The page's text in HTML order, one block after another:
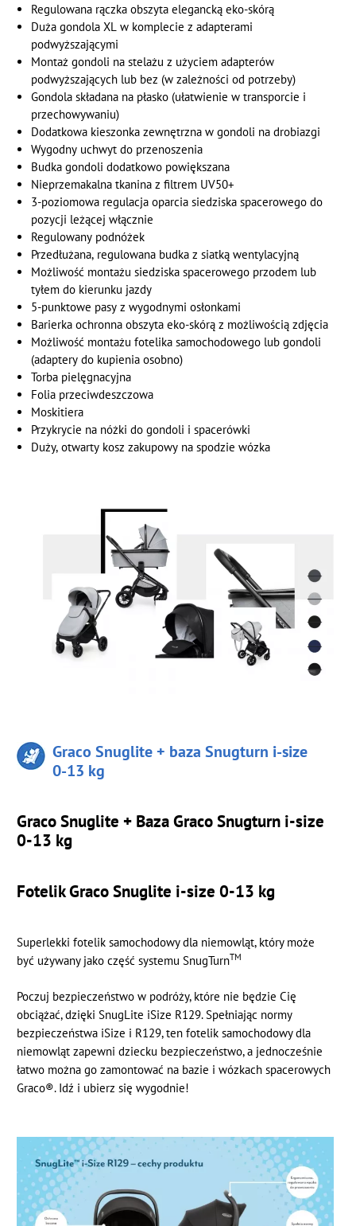
Regulowana rączka obszyta elegancką eko-skórą
Duża gondola XL w komplecie z adapterami
podwyższającymi
Montaż gondoli na stelażu z użyciem adapterów
podwyższających lub bez (w zależności od potrzeby)
Gondola składana na płasko (ułatwienie w transporcie i
przechowywaniu)
Dodatkowa kieszonka zewnętrzna w gondoli na drobiazgi
Wygodny uchwyt do przenoszenia
Budka gondoli dodatkowo powiększana
Nieprzemakalna tkanina z filtrem UV50+
3-poziomowa regulacja oparcia siedziska spacerowego do
pozycji leżącej włącznie
Regulowany podnóżek
Przedłużana, regulowana budka z siatką wentylacyjną
Możliwość montażu siedziska spacerowego przodem lub
tyłem do kierunku jazdy
5-punktowe pasy z wygodnymi osłonkami
Barierka ochronna obszyta eko-skórą z możliwością zdjęcia
Możliwość montażu fotelika samochodowego lub gondoli
(adaptery do kupienia osobno)
Torba pielęgnacyjna
Folia przeciwdeszczowa
Moskitiera
Przykrycie na nóżki do gondoli i spacerówki
Duży, otwarty kosz zakupowy na spodzie wózka
Graco Snuglite + baza Snugturn i-size
0-13 kg
Graco Snuglite + Baza Graco Snugturn i-size
0-13 kg
Fotelik Graco Snuglite i-size 0-13 kg
Superlekki fotelik samochodowy dla niemowląt, który może
być używany jako część systemu SnugTurnTM
Poczuj bezpieczeństwo w podróży, które nie będzie Cię
obciążać, dzięki SnugLite iSize R129. Spełniając normy
bezpieczeństwa iSize i R129, ten fotelik samochodowy dla
niemowląt zapewni dziecku bezpieczeństwo, a jednocześnie
łatwo można go zamontować na bazie i wózkach spacerowych
Graco®. Idź i ubierz się wygodnie!